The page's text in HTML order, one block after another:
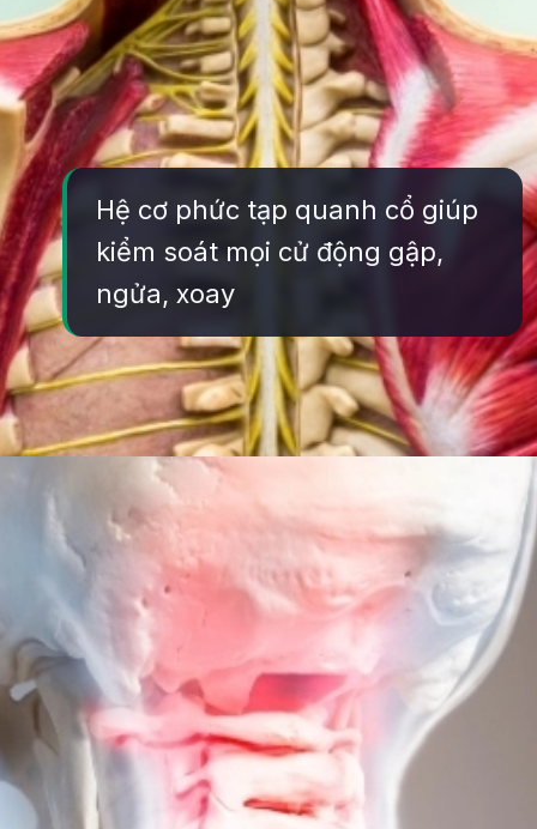
Hệ cơ phức tạp quanh cổ giúp
kiểm soát mọi cử động gập,
ngửa, xoay
https://yeukhoahoc.edu.vn/vi-sao-chung-ta-co-the-quay